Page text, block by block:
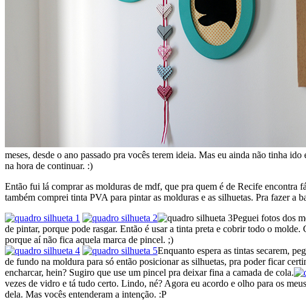
meses, desde o ano passado pra vocês terem ideia. Mas eu ainda não tinha
na hora de continuar. :)
Então fui lá comprar as molduras de mdf, que pra quem é de Recife
também comprei tinta PVA para pintar as molduras e as silhuetas. Pra fazer a
Peguei fotos dos
de pintar, porque pode rasgar. Então é usar a tinta preta e cobrir todo o
porque aí não fica aquela marca de pincel. ;)
Enquanto espera as tintas secarem,
de fundo na moldura para só então posicionar as silhuetas, pra poder ficar
encharcar, hein? Sugiro que use um pincel pra deixar fina a camada de cola.
vezes de vidro e tá tudo certo. Lindo, né? Agora eu acordo e olho para os
dela. Mas vocês entenderam a intenção. :P